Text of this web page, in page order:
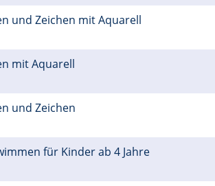
und Zeichen mit Aquarell
mit Aquarell
und Zeichen
für Kinder ab 4 Jahre